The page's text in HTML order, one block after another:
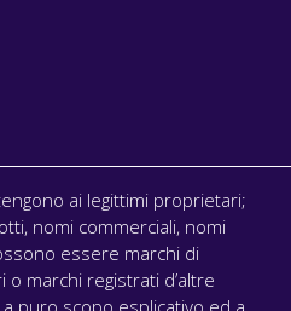
ai legittimi proprietari;
nomi commerciali, nomi
essere marchi di
marchi registrati d’altre
puro scopo esplicativo ed a